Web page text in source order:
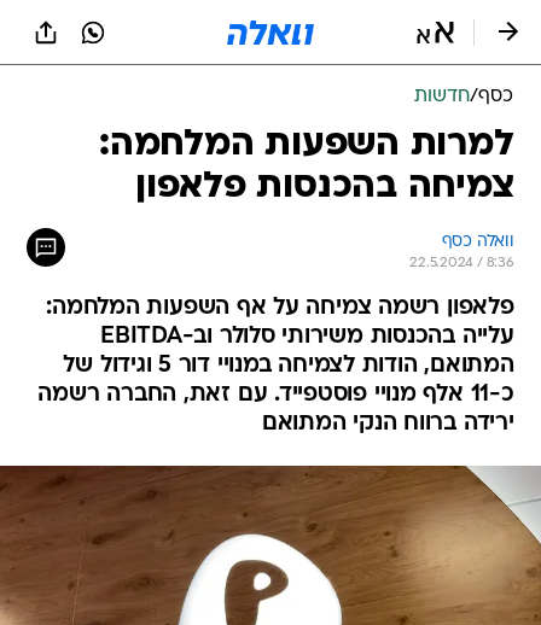
כסף/חדשות
למרות השפעות המלחמה:
צמיחה בהכנסות פלאפון
וואלה כסף
22.5.2024 / 8:36
פלאפון רשמה צמיחה על אף השפעות המלחמה:
עלייה בהכנסות משירותי סלולר וב-EBITDA
המתואם, הודות לצמיחה במנויי דור 5 וגידול של
כ-11 אלף מנויי פוסטפייד. עם זאת, החברה רשמה
ירידה ברווח הנקי המתואם